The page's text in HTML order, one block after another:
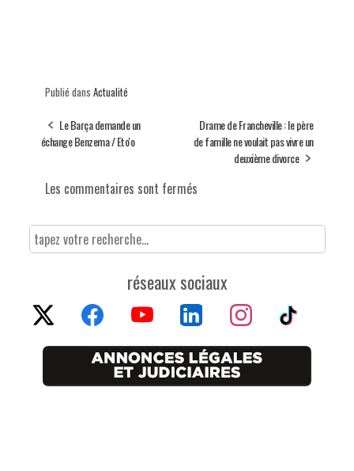
Publié dans Actualité
Le Barça demande un
échange Benzema / Eto'o
Drame de Francheville : le père
de famille ne voulait pas vivre un
deuxième divorce
Les commentaires sont fermés
réseaux sociaux